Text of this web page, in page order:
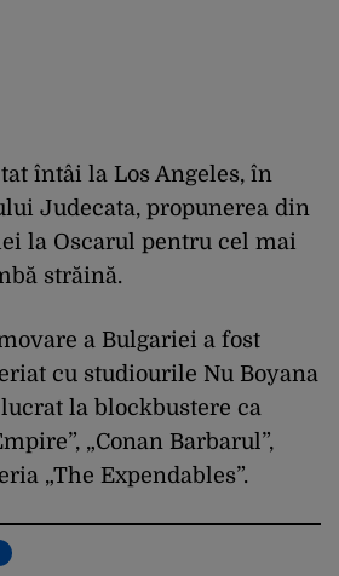
întâi la Los Angeles, în
Judecata, propunerea din
la Oscarul pentru cel mai
străină.
a Bulgariei a fost
cu studiourile Nu Boyana
la blockbustere ca
„Conan Barbarul”,
„The Expendables”.